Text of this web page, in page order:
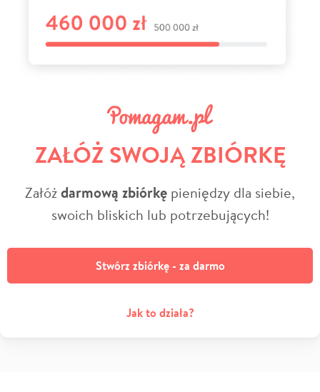
ZAŁÓŻ SWOJĄ ZBIÓRKĘ
Załóżdarmową zbiórkę pieniędzy dla siebie,
swoich bliskich lub potrzebujących!
Stwórz zbiórkę - za darmo
Jak to działa?